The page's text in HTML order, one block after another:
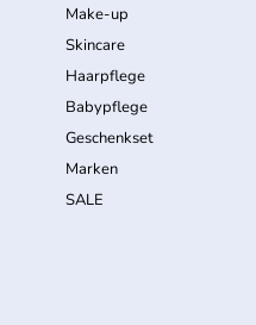
Make-up
Skincare
Haarpflege
Babypflege
Geschenkset
Marken
SALE